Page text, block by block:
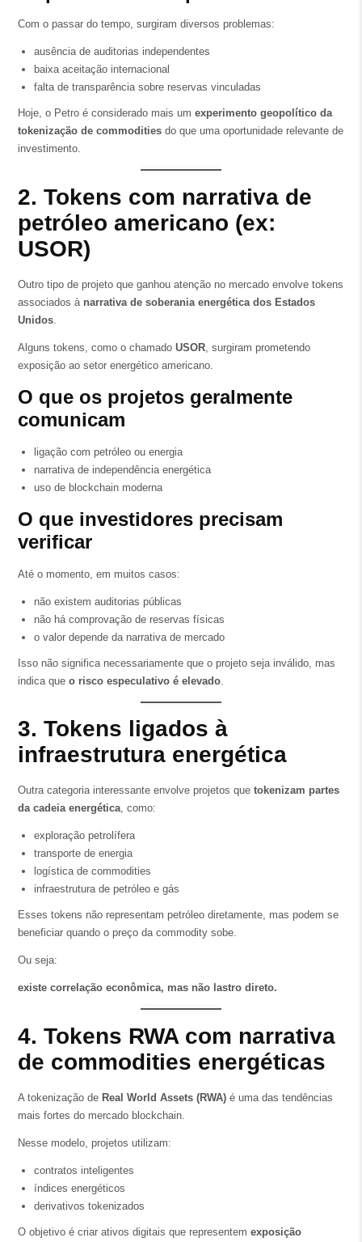
Com o passar do tempo, surgiram diversos problemas:
ausência de auditorias independentes
baixa aceitação internacional
falta de transparência sobre reservas vinculadas
Hoje, o Petro é considerado mais um experimento geopolítico da
tokenização de commoditiesdo que uma oportunidade relevante de
investimento.
2. Tokens com narrativa de
petróleo americano (ex:
USOR)
Outro tipo de projeto que ganhou atenção no mercado envolve tokens
associados à narrativa de soberania energética dos Estados
Unidos.
Alguns tokens, como o chamado USOR, surgiram prometendo
exposição ao setor energético americano.
O que os projetos geralmente
comunicam
ligação com petróleo ou energia
narrativa de independência energética
uso de blockchain moderna
O que investidores precisam
verificar
Até o momento, em muitos casos:
não existem auditorias públicas
não há comprovação de reservas físicas
o valor depende da narrativa de mercado
Isso não significa necessariamente que o projeto seja inválido, mas
indica que o risco especulativo é elevado.
3. Tokens ligados à
infraestrutura energética
Outra categoria interessante envolve projetos que tokenizam partes
da cadeia energética, como:
exploração petrolífera
transporte de energia
logística de commodities
infraestrutura de petróleo e gás
Esses tokens não representam petróleo diretamente, mas podem se
beneficiar quando o preço da commodity sobe.
Ou seja:
existe correlação econômica, mas não lastro direto.
4. Tokens RWA com narrativa
de commodities energéticas
A tokenização de Real World Assets (RWA)é uma das tendências
mais fortes do mercado blockchain.
Nesse modelo, projetos utilizam:
contratos inteligentes
índices energéticos
derivativos tokenizados
O objetivo é criar ativos digitais que representem exposição